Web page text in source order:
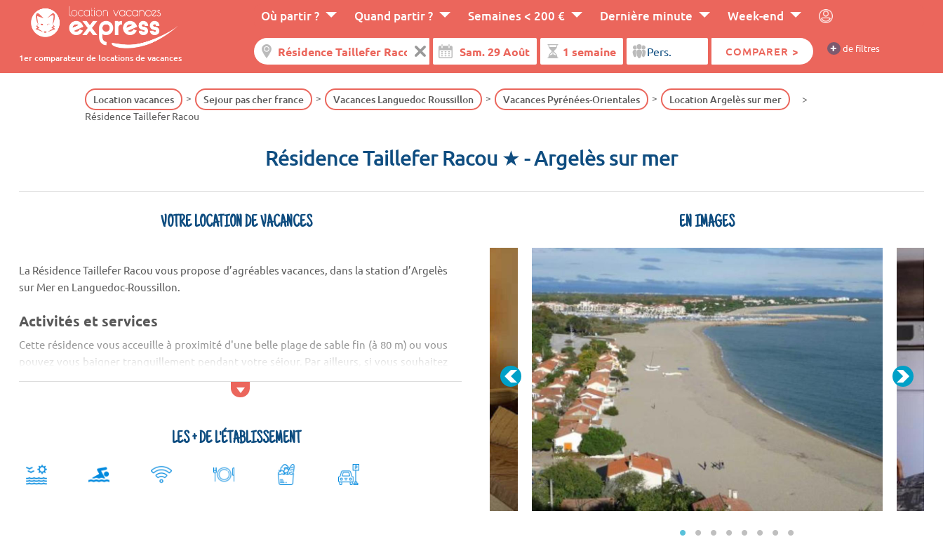
1er comparateur de locations de vacances
Où partir ? Quand partir ? Semaines < 200 € Dernière minute Week-end
COMPARER > + de filtres
Location vacances Sejour pas cher france Vacances Languedoc Roussillon Vacances Pyrénées-Orientales Location Argelès sur mer
Résidence Taillefer Racou
Résidence Taillefer Racou ★- Argelès sur mer
VOTRE LOCATION DE VACANCES
La Résidence Taillefer Racou vous propose d’agréables vacances, dans la station d’Argelès
sur Mer en Languedoc-Roussillon.
Activités et services
Cette résidence vous acceuille à proximité d'une belle plage de sable fin (à 80 m) ou vous
pouvez vous baigner tranquillement pendant votre séjour. Par ailleurs, si vous souhaitez
vous bai...
LES + DE L'ÉTABLISSEMENT
EN IMAGES